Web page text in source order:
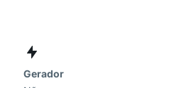
Gerador